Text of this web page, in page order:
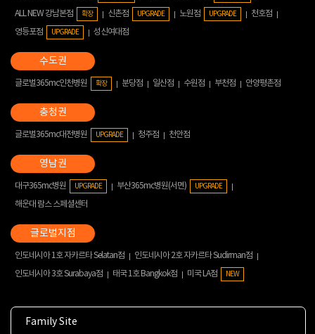
ALL NEW 강남본점 확장 신촌점 UPGRADE 노원점 UPGRADE
천호점
영등포점
UPGRADE 성신여대점
글로벌365mc인천병원 확장 분당점 일산점 수원점 부천점 안양평촌점
글로벌365mc대전병원 UPGRADE 청주점 천안점
대구365mc병원 UPGRADE 부산365mc병원(서면) UPGRADE
해운대 람스 스페셜센터
인도네시아 1호 자카르타 Selatan점
인도네시아 2호 자카르타 Sudirman점
인도네시아 3호 Surabaya점
태국 1호 Bangkok점 미국 LA점 NEW
Family Site